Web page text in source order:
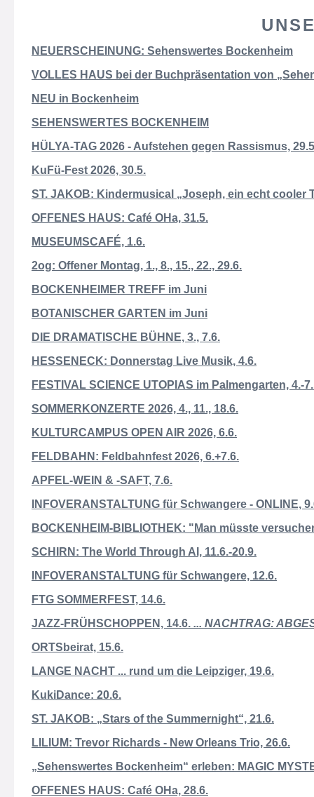
NEUERSCHEINUNG: Sehenswertes Bockenheim
VOLLES HAUS bei der Buchpräsentation von
NEU in Bockenheim
SEHENSWERTES BOCKENHEIM
HÜLYA-TAG 2026 - Aufstehen gegen Rassismus,
KuFü-Fest 2026, 30.5.
ST. JAKOB: Kindermusical „Joseph, ein echt cooler
OFFENES HAUS: Café OHa, 31.5.
MUSEUMSCAFÉ, 1.6.
2og: Offener Montag, 1., 8., 15., 22., 29.6.
BOCKENHEIMER TREFF im Juni
BOTANISCHER GARTEN im Juni
DIE DRAMATISCHE BÜHNE, 3., 7.6.
HESSENECK: Donnerstag Live Musik, 4.6.
FESTIVAL SCIENCE UTOPIAS im Palmengarten, 4.-
SOMMERKONZERTE 2026, 4., 11., 18.6.
KULTURCAMPUS OPEN AIR 2026, 6.6.
FELDBAHN: Feldbahnfest 2026, 6.+7.6.
APFEL-WEIN & -SAFT, 7.6.
INFOVERANSTALTUNG für Schwangere - ONLINE,
BOCKENHEIM-BIBLIOTHEK: "Man müsste
SCHIRN: The World Through AI, 11.6.-20.9.
INFOVERANSTALTUNG für Schwangere, 12.6.
FTG SOMMERFEST, 14.6.
JAZZ-FRÜHSCHOPPEN, 14.6. ... NACHTRAG:
ORTSbeirat, 15.6.
LANGE NACHT ... rund um die Leipziger, 19.6.
KukiDance: 20.6.
ST. JAKOB: „Stars of the Summernight“, 21.6.
LILIUM: Trevor Richards - New Orleans Trio, 26.6.
„Sehenswertes Bockenheim“ erleben: MAGIC
OFFENES HAUS: Café OHa, 28.6.